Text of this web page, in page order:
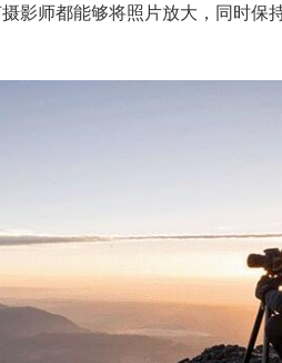
影师都能够将照片放大，同时保